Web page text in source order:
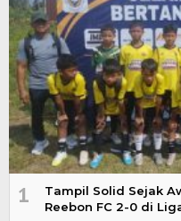
1
Tampil Solid Sejak
Reebon FC 2-0 di